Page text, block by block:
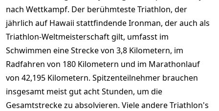
nach Wettkampf. Der berühmteste Triathlon, der
jährlich auf Hawaii stattfindende Ironman, der auch als
Triathlon-Weltmeisterschaft gilt, umfasst im
Schwimmen eine Strecke von 3,8 Kilometern, im
Radfahren von 180 Kilometern und im Marathonlauf
von 42,195 Kilometern. Spitzenteilnehmer brauchen
insgesamt meist gut acht Stunden, um die
Gesamtstrecke zu absolvieren. Viele andere Triathlon's